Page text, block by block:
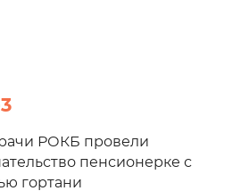
РОКБ провели
пенсионерке с
гортани